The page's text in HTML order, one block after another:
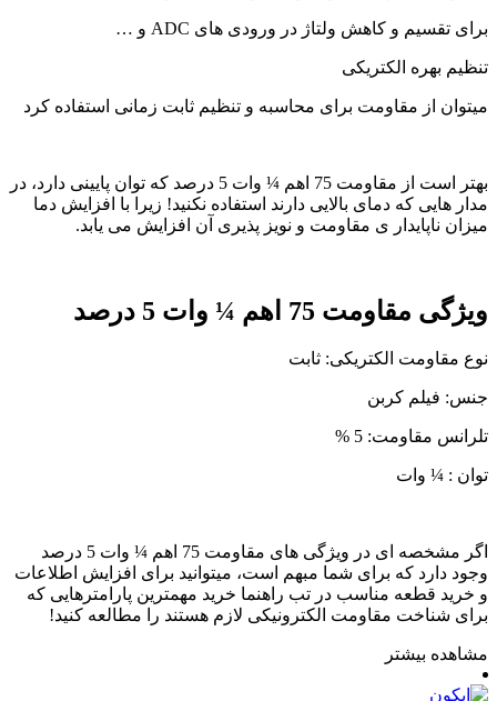
برای تقسیم و کاهش ولتاژ در ورودی های ADC و …
تنظیم بهره الکتریکی
میتوان از مقاومت برای محاسبه و تنظیم ثابت زمانی استفاده کرد
بهتر است از مقاومت 75 اهم ¼ وات 5 درصد که توان پایینی دارد، در
مدار هایی که دمای بالایی دارند استفاده نکنید! زیرا با افزایش دما
میزان ناپایدار ی مقاومت و نویز پذیری آن افزایش می یابد.
ویژگی مقاومت 75 اهم ¼ وات 5 درصد
نوع مقاومت الکتریکی: ثابت
جنس: فیلم کربن
تلرانس مقاومت: 5 %
توان : ¼ وات
اگر مشخصه ای در ویژگی های مقاومت 75 اهم ¼ وات 5 درصد
وجود دارد که برای شما مبهم است، میتوانید برای افزایش اطلاعات
و خرید قطعه مناسب در تب راهنما خرید مهمترین پارامترهایی که
برای شناخت مقاومت الکترونیکی لازم هستند را مطالعه کنید!
مشاهده بیشتر